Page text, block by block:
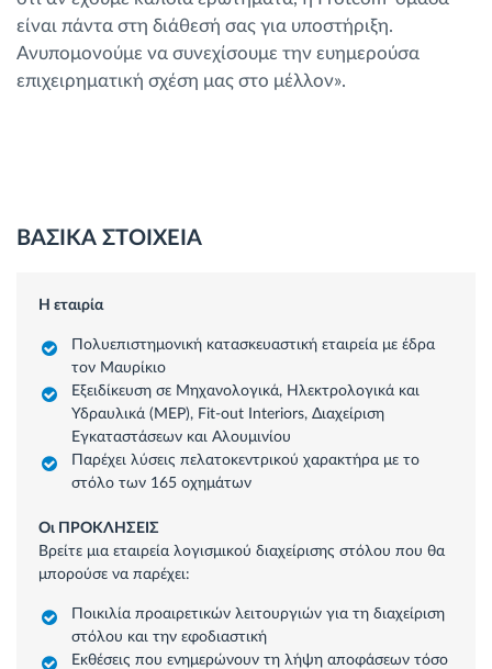
είναι πάντα στη διάθεσή σας για υποστήριξη.
Ανυπομονούμε να συνεχίσουμε την ευημερούσα
επιχειρηματική σχέση μας στο μέλλον».
ΒΑΣΙΚΑ ΣΤΟΙΧΕΙΑ
Η εταιρία
Πολυεπιστημονική κατασκευαστική εταιρεία με έδρα
τον Μαυρίκιο
Εξειδίκευση σε Μηχανολογικά, Ηλεκτρολογικά και
Υδραυλικά (MEP), Fit-out Interiors, Διαχείριση
Εγκαταστάσεων και Αλουμινίου
Παρέχει λύσεις πελατοκεντρικού χαρακτήρα με το
στόλο των 165 οχημάτων
Οι ΠΡΟΚΛΗΣΕΙΣ
Βρείτε μια εταιρεία λογισμικού διαχείρισης στόλου που θα
μπορούσε να παρέχει:
Ποικιλία προαιρετικών λειτουργιών για τη διαχείριση
στόλου και την εφοδιαστική
Εκθέσεις που ενημερώνουν τη λήψη αποφάσεων τόσο